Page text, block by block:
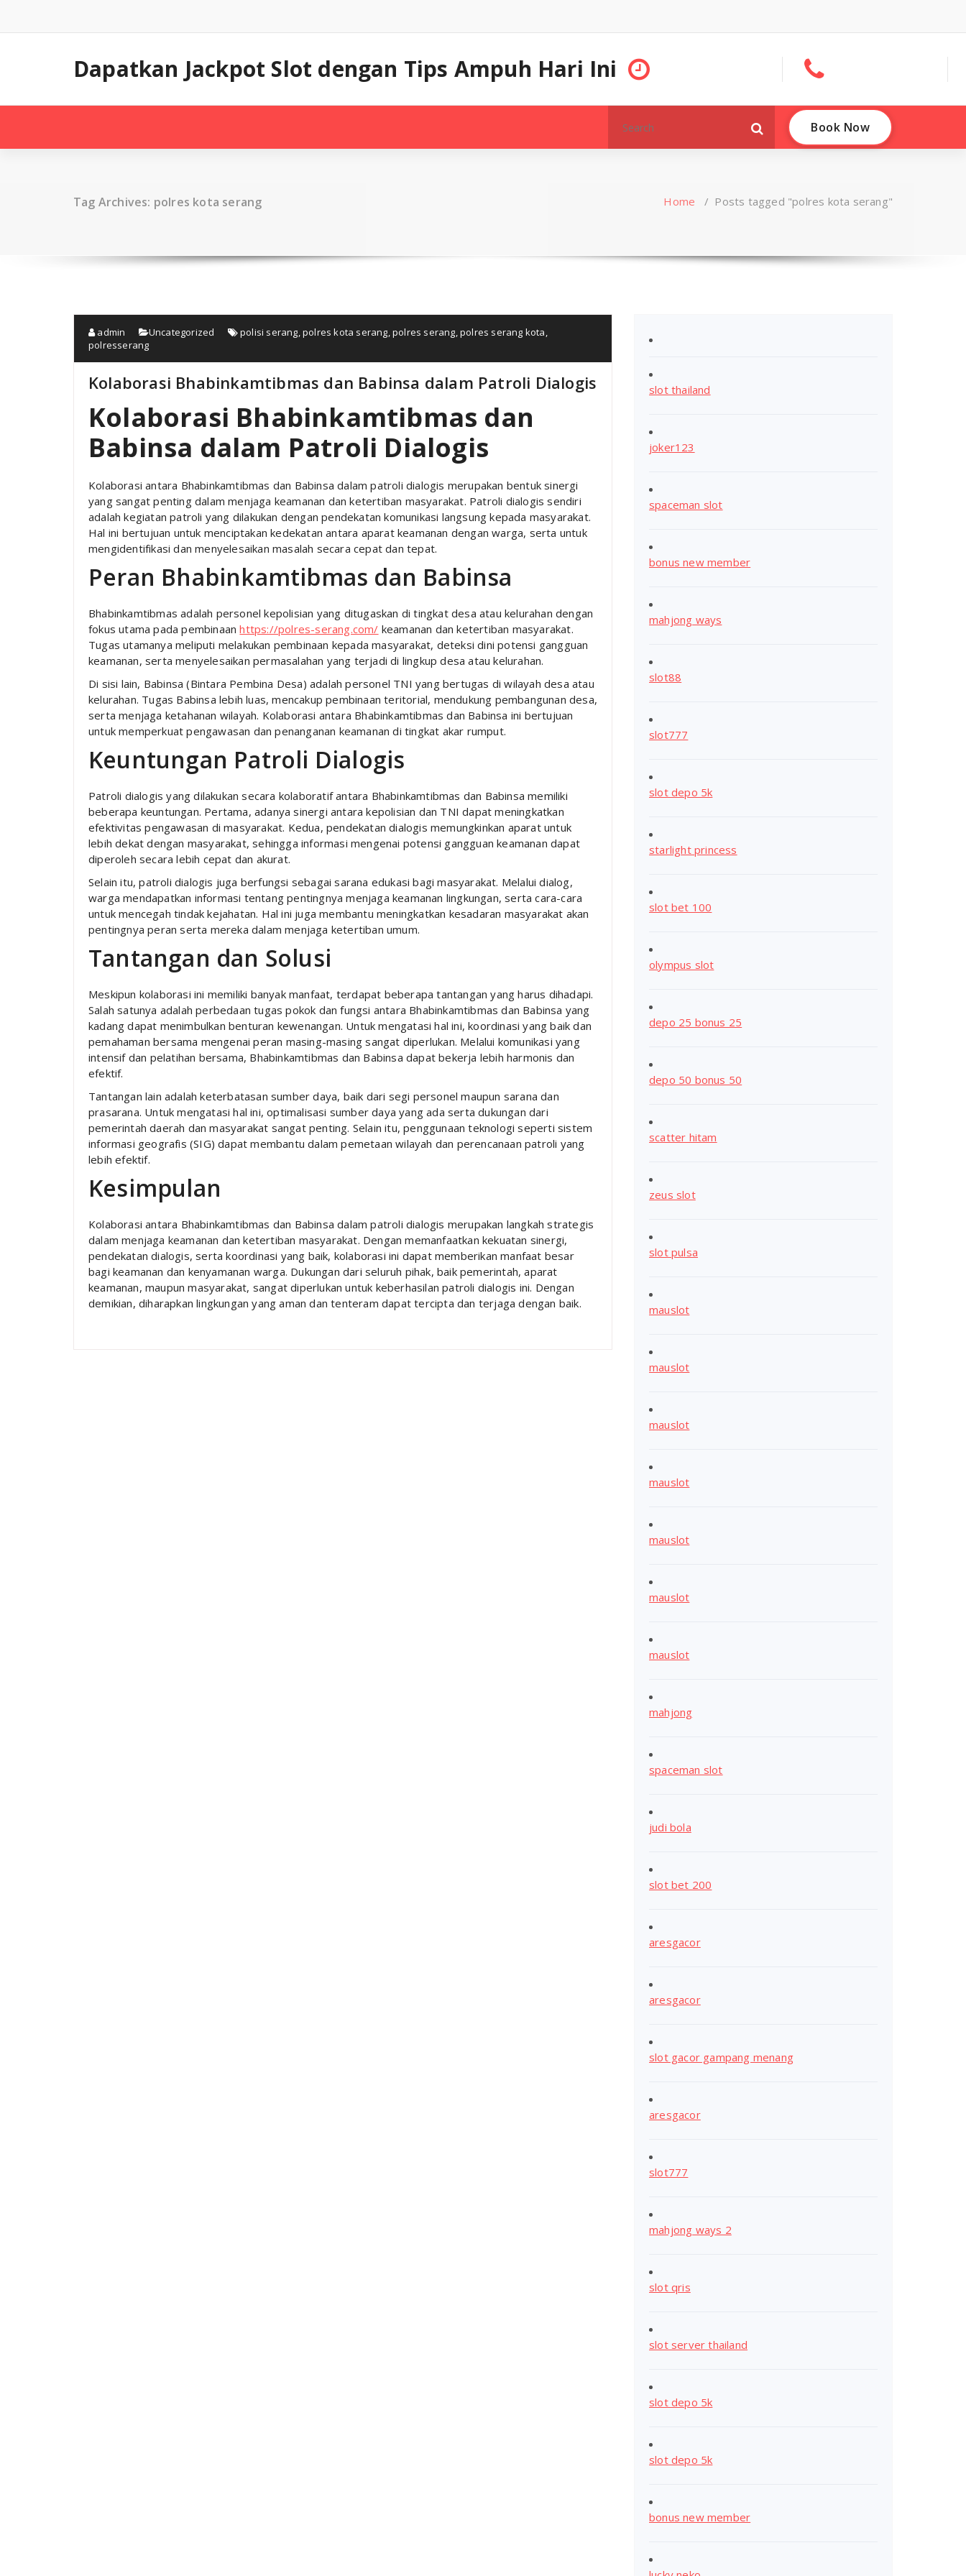
content
Dapatkan Jackpot Slot dengan Tips Ampuh Hari Ini
for:
Book Now
Tag Archives: polres kota serang Home / Posts tagged "polres kota serang"
admin Uncategorized polisi serang,polres kota serang,polres serang,polres serang kota,
polresserang
Kolaborasi Bhabinkamtibmas dan Babinsa dalam Patroli Dialogis
Kolaborasi Bhabinkamtibmas dan
Babinsa dalam Patroli Dialogis
Kolaborasi antara Bhabinkamtibmas dan Babinsa dalam patroli dialogis merupakan bentuk sinergi
yang sangat penting dalam menjaga keamanan dan ketertiban masyarakat. Patroli dialogis sendiri
adalah kegiatan patroli yang dilakukan dengan pendekatan komunikasi langsung kepada masyarakat.
Hal ini bertujuan untuk menciptakan kedekatan antara aparat keamanan dengan warga, serta untuk
mengidentifikasi dan menyelesaikan masalah secara cepat dan tepat.
Peran Bhabinkamtibmas dan Babinsa
Bhabinkamtibmas adalah personel kepolisian yang ditugaskan di tingkat desa atau kelurahan dengan
fokus utama pada pembinaanhttps://polres-serang.com/ keamanan dan ketertiban masyarakat.
Tugas utamanya meliputi melakukan pembinaan kepada masyarakat, deteksi dini potensi gangguan
keamanan, serta menyelesaikan permasalahan yang terjadi di lingkup desa atau kelurahan.
Di sisi lain, Babinsa (Bintara Pembina Desa) adalah personel TNI yang bertugas di wilayah desa atau
kelurahan. Tugas Babinsa lebih luas, mencakup pembinaan teritorial, mendukung pembangunan desa,
serta menjaga ketahanan wilayah. Kolaborasi antara Bhabinkamtibmas dan Babinsa ini bertujuan
untuk memperkuat pengawasan dan penanganan keamanan di tingkat akar rumput.
Keuntungan Patroli Dialogis
Patroli dialogis yang dilakukan secara kolaboratif antara Bhabinkamtibmas dan Babinsa memiliki
beberapa keuntungan. Pertama, adanya sinergi antara kepolisian dan TNI dapat meningkatkan
efektivitas pengawasan di masyarakat. Kedua, pendekatan dialogis memungkinkan aparat untuk
lebih dekat dengan masyarakat, sehingga informasi mengenai potensi gangguan keamanan dapat
diperoleh secara lebih cepat dan akurat.
Selain itu, patroli dialogis juga berfungsi sebagai sarana edukasi bagi masyarakat. Melalui dialog,
warga mendapatkan informasi tentang pentingnya menjaga keamanan lingkungan, serta cara-cara
untuk mencegah tindak kejahatan. Hal ini juga membantu meningkatkan kesadaran masyarakat akan
pentingnya peran serta mereka dalam menjaga ketertiban umum.
Tantangan dan Solusi
Meskipun kolaborasi ini memiliki banyak manfaat, terdapat beberapa tantangan yang harus dihadapi.
Salah satunya adalah perbedaan tugas pokok dan fungsi antara Bhabinkamtibmas dan Babinsa yang
kadang dapat menimbulkan benturan kewenangan. Untuk mengatasi hal ini, koordinasi yang baik dan
pemahaman bersama mengenai peran masing-masing sangat diperlukan. Melalui komunikasi yang
intensif dan pelatihan bersama, Bhabinkamtibmas dan Babinsa dapat bekerja lebih harmonis dan
efektif.
Tantangan lain adalah keterbatasan sumber daya, baik dari segi personel maupun sarana dan
prasarana. Untuk mengatasi hal ini, optimalisasi sumber daya yang ada serta dukungan dari
pemerintah daerah dan masyarakat sangat penting. Selain itu, penggunaan teknologi seperti sistem
informasi geografis (SIG) dapat membantu dalam pemetaan wilayah dan perencanaan patroli yang
lebih efektif.
Kesimpulan
Kolaborasi antara Bhabinkamtibmas dan Babinsa dalam patroli dialogis merupakan langkah strategis
dalam menjaga keamanan dan ketertiban masyarakat. Dengan memanfaatkan kekuatan sinergi,
pendekatan dialogis, serta koordinasi yang baik, kolaborasi ini dapat memberikan manfaat besar
bagi keamanan dan kenyamanan warga. Dukungan dari seluruh pihak, baik pemerintah, aparat
keamanan, maupun masyarakat, sangat diperlukan untuk keberhasilan patroli dialogis ini. Dengan
demikian, diharapkan lingkungan yang aman dan tenteram dapat tercipta dan terjaga dengan baik.
slot thailand
joker123
spaceman slot
bonus new member
mahjong ways
slot88
slot777
slot depo 5k
starlight princess
slot bet 100
olympus slot
depo 25 bonus 25
depo 50 bonus 50
scatter hitam
zeus slot
slot pulsa
mauslot
mauslot
mauslot
mauslot
mauslot
mauslot
mauslot
mahjong
spaceman slot
judi bola
slot bet 200
aresgacor
aresgacor
slot gacor gampang menang
aresgacor
slot777
mahjong ways 2
slot qris
slot server thailand
slot depo 5k
slot depo 5k
bonus new member